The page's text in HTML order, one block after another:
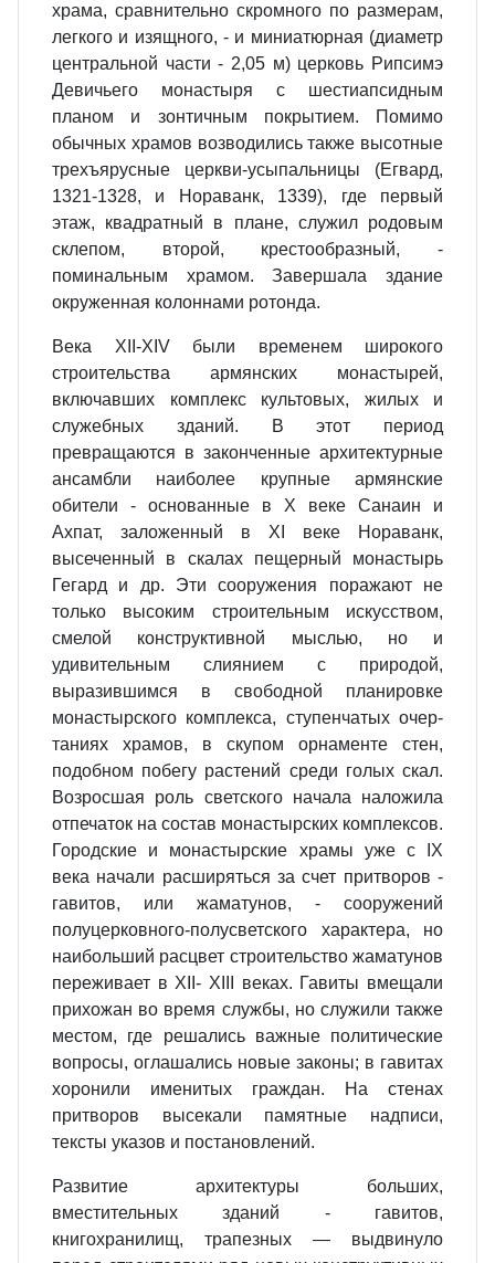
храма, сравни­тельно скромного по размерам,
легкого и изящного, - и мини­атюрная (диаметр
центральной ча­сти - 2,05 м) церковь Рипсимэ
Девичьего монастыря с шестиапсидным
планом и зонтичным покры­тием. Помимо
обычных храмов возводились также высотные
трехъяру­сные церкви-усыпальницы (Егвард,
1321-1328, и Нораванк, 1339), где первый
этаж, квадратный в плане, служил родовым
склепом, второй, крестообразный, -
поминальным храмом. Завершала здание
окружен­ная колоннами ротонда.
Века XII-XIV были временем широ­кого
строительства армянских мо­настырей,
включавших комплекс культовых, жилых и
служебных зда­ний. В этот период
превращаются в законченные архитектурные
ан­самбли наиболее крупные армян­ские
обители - основанные в X веке Санаин и
Ахпат, заложенный в XI веке Нораванк,
высеченный в скалах пещерный монастырь
Гегард и др. Эти сооружения поражают не
только высоким строительным искусством,
смелой конструктивной мыслью, но и
удивительным слия­нием с природой,
выразившимся в свободной планировке
монастыр­ского комплекса, ступенчатых очер­
таниях храмов, в скупом орнаменте стен,
подобном побегу растений сре­ди голых скал.
Возросшая роль свет­ского начала наложила
отпечаток на состав монастырских комплек­сов.
Городские и монастырские храмы уже с IX
века начали расши­ряться за счет притворов -
гавитов, или жаматунов, - сооружений
полуцерковного-полусветского характе­ра, но
наибольший расцвет строи­тельство жаматунов
переживает в XII- XIII веках. Гавиты вме­щали
прихожан во время службы, но служили также
местом, где ре­шались важные политические
во­просы, оглашались новые законы; в гавитах
хоронили именитых граж­дан. На стенах
притворов высекали памятные надписи,
тексты указов и постановлений.
Развитие архитектуры больших,
вместительных зданий - гавитов,
книгохранилищ, трапезных — вы­двинуло